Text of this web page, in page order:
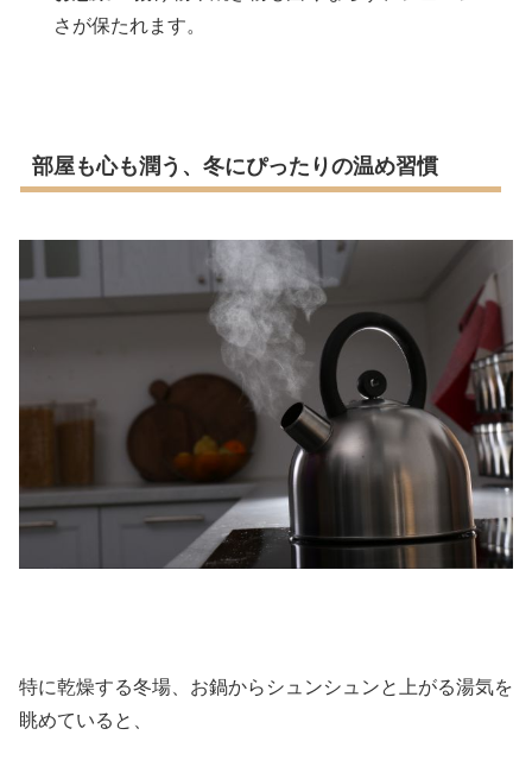
さが保たれます。
部屋も心も潤う、冬にぴったりの温め習慣
特に乾燥する冬場、お鍋からシュンシュンと上がる湯気を
眺めていると、